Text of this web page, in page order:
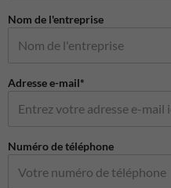
Nom de l'entreprise
Adresse e-mail*
Numéro de téléphone